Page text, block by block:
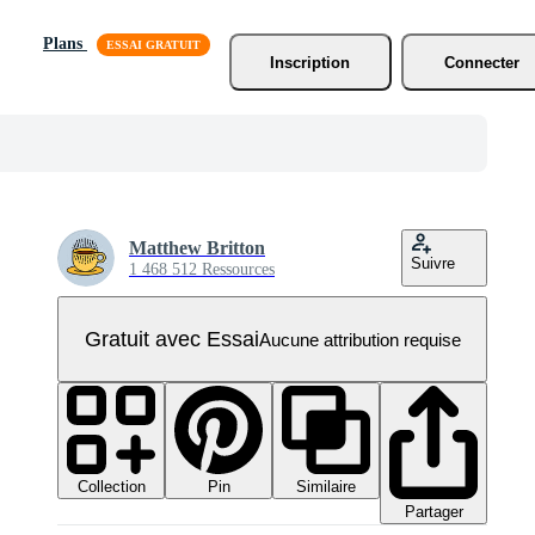
Plans
Inscription
Connecter
Matthew Britton
1 468 512 Ressources Suivre
Gratuit avec EssaiAucune attribution requise
Collection Pin
Similaire
Partager